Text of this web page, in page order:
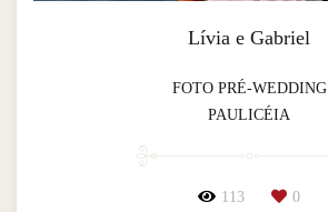
Lívia e Gabriel
FOTO PRÉ-WEDDING
PAULICÉIA
113 0